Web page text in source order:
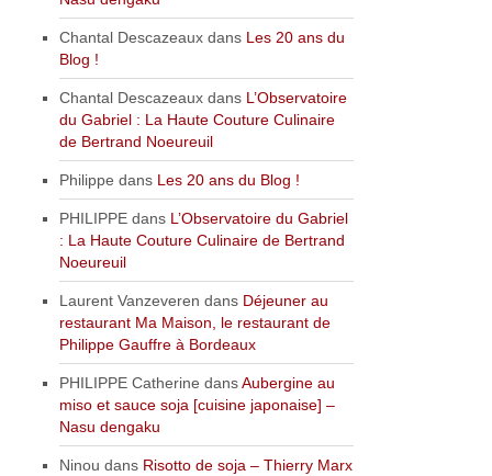
Chantal Descazeaux dans Les 20 ans du
Blog !
Chantal Descazeaux dans L’Observatoire
du Gabriel : La Haute Couture Culinaire
de Bertrand Noeureuil
Philippe dans Les 20 ans du Blog !
PHILIPPE dans L’Observatoire du Gabriel
: La Haute Couture Culinaire de Bertrand
Noeureuil
Laurent Vanzeveren dans Déjeuner au
restaurant Ma Maison, le restaurant de
Philippe Gauffre à Bordeaux
PHILIPPE Catherine dansAubergine au
miso et sauce soja [cuisine japonaise] –
Nasu dengaku
Ninou dans Risotto de soja – Thierry Marx